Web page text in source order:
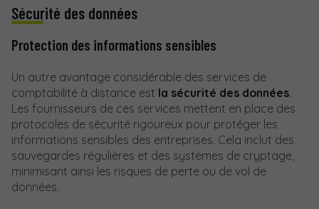
Sécurité des données
Protection des informations sensibles
Un autre avantage considérable des services de
comptabilité à distance est la sécurité des données.
Les fournisseurs de ces services mettent en place des
protocoles de sécurité rigoureux pour protéger les
informations sensibles des entreprises. Cela inclut des
sauvegardes régulières et des systèmes de cryptage,
minimisant ainsi les risques de perte ou de vol de
données.